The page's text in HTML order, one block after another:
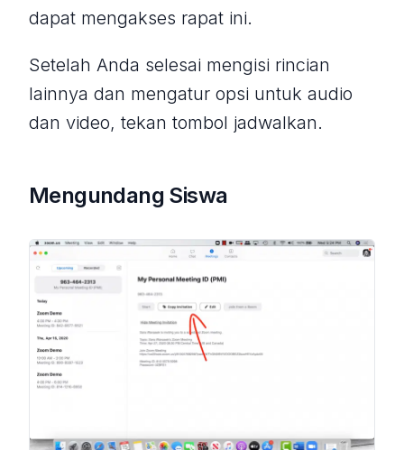
dapat mengakses rapat ini.
Setelah Anda selesai mengisi rincian
lainnya dan mengatur opsi untuk audio
dan video, tekan tombol jadwalkan.
Mengundang Siswa